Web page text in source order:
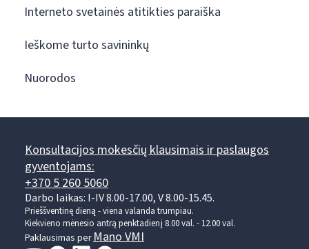
Interneto svetainės atitikties paraiška
Ieškome turto savininkų
Nuorodos
Konsultacijos mokesčių klausimais ir paslaugos
gyventojams:
+370 5 260 5060
Darbo laikas: I-IV 8.00-17.00, V 8.00-15.45.
Prieššventinę dieną - viena valanda trumpiau.
Kiekvieno mėnesio antrą penktadienį 8.00 val. - 12.00 val.
Paklausimas per Mano VMI